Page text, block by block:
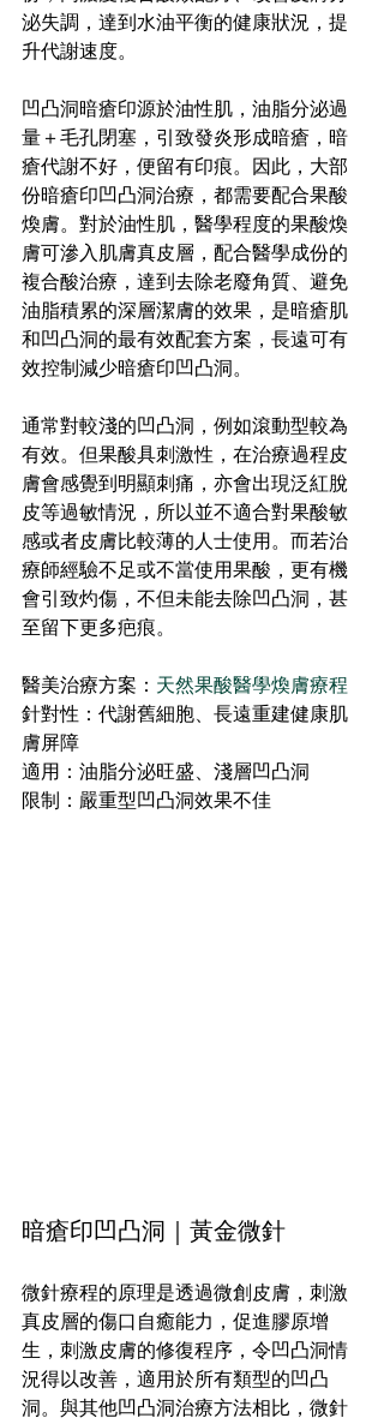
泌失調，達到水油平衡的健康狀況，提
升代謝速度。
凹凸洞暗瘡印源於油性肌，油脂分泌過
量＋毛孔閉塞，引致發炎形成暗瘡，暗
瘡代謝不好，便留有印痕。因此，大部
份暗瘡印凹凸洞治療，都需要配合果酸
煥膚。對於油性肌，醫學程度的果酸煥
膚可滲入肌膚真皮層，配合醫學成份的
複合酸治療，達到去除老廢角質、避免
油脂積累的深層潔膚的效果，是暗瘡肌
和凹凸洞的最有效配套方案，長遠可有
效控制減少暗瘡印凹凸洞。
通常對較淺的凹凸洞，例如滾動型較為
有效。但果酸具刺激性，在治療過程皮
膚會感覺到明顯刺痛，亦會出現泛紅脫
皮等過敏情況，所以並不適合對果酸敏
感或者皮膚比較薄的人士使用。而若治
療師經驗不足或不當使用果酸，更有機
會引致灼傷，不但未能去除凹凸洞，甚
至留下更多疤痕。
醫美治療方案： 天然果酸醫學煥膚療程
針對性：代謝舊細胞、長遠重建健康肌
膚屏障
適用：油脂分泌旺盛、淺層凹凸洞
限制：嚴重型凹凸洞效果不佳
暗瘡印凹凸洞｜黃金微針
微針療程的原理是透過微創皮膚，刺激
真皮層的傷口自癒能力，促進膠原增
生，刺激皮膚的修復程序，令凹凸洞情
況得以改善，適用於所有類型的凹凸
洞。與其他凹凸洞治療方法相比，微針